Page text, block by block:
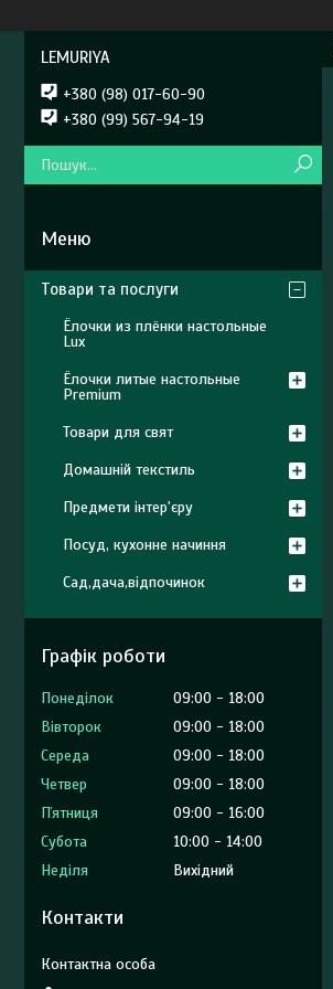
LEMURIYA
+380 (98) 017-60-90
+380 (99) 567-94-19
Товари та послуги
Ёлочки из плёнки настольные
Lux
Ёлочки литые настольные
Premium
Товари для свят
Домашній текстиль
Предмети інтер'єру
Посуд, кухонне начиння
Сад,дача,відпочинок
Графік роботи
Понеділок 09:00
18:00
Вівторок
09:00
18:00
Середа
09:00
18:00
Четвер
09:00
18:00
Пʼятниця
09:00
16:00
Субота
10:00
14:00
Неділя
Вихідний
Контакти